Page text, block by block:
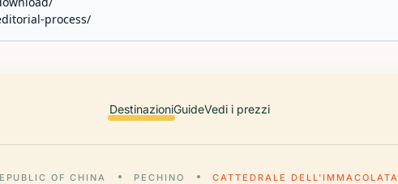
process/
DestinazioniGuideVedi i prezzi
OF CHINA PECHINO CATTEDRALE